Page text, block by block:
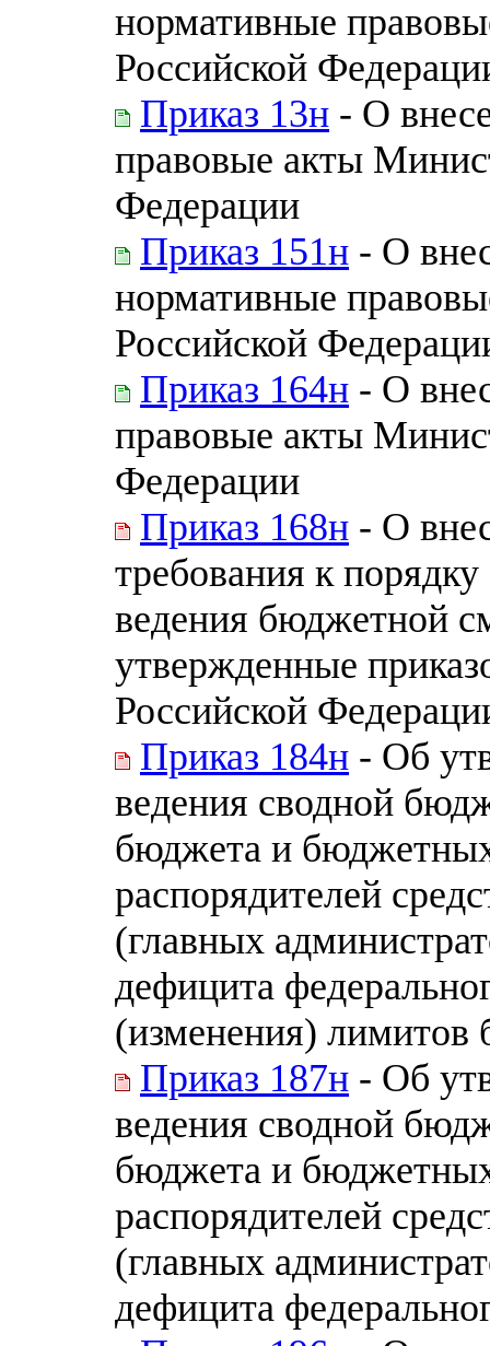
нормативные
Российской
Приказ 13н - О
правовые акты
Федерации
Приказ 151н - О
нормативные
Российской
Приказ 164н - О
правовые акты
Федерации
Приказ 168н - О
требования к
ведения бюджетной
утвержденные
Российской
Приказ 184н - Об
ведения сводной
бюджета и
распорядителей
(главных
дефицита
(изменения) лимитов
Приказ 187н - Об
ведения сводной
бюджета и
распорядителей
(главных
дефицита